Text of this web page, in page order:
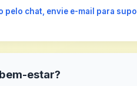
pelo chat, envie e-mail para
estar?